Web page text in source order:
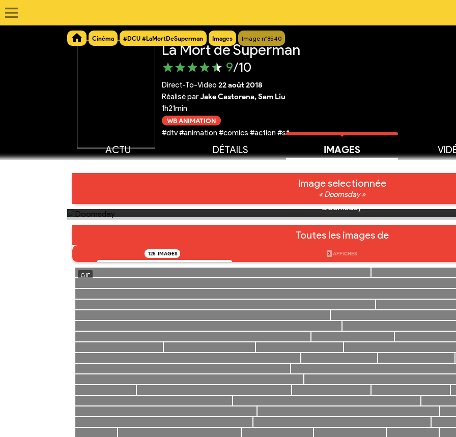
Cinéma #DCU #LaMortDeSuperman Images Image n°8540
La Mort de Superman
9/10
Direct-To-Video 22 août 2018
Réalisé parJake Castorena, Sam Liu
1h21min
WB ANIMATION
#dtv #animation #comics #action #sf
ACTU DÉTAILS IMAGES
Image selectionnée
« Doomsday »
Doomsday
Toutes les images de
125 IMAGES 3 AFFICHES